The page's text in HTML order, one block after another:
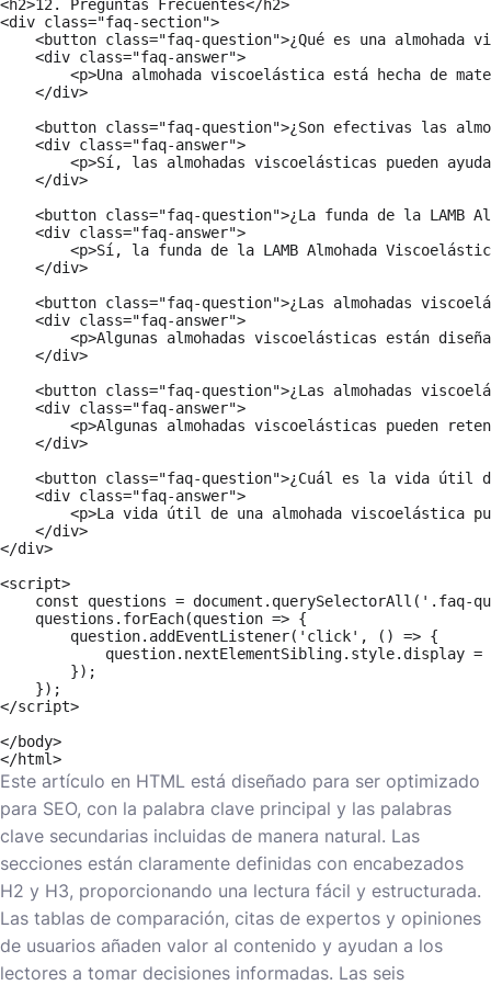
Este artículo en HTML está diseñado para ser optimizado
para SEO, con la palabra clave principal y las palabras
clave secundarias incluidas de manera natural. Las
secciones están claramente definidas con encabezados
H2 y H3, proporcionando una lectura fácil y estructurada.
Las tablas de comparación, citas de expertos y opiniones
de usuarios añaden valor al contenido y ayudan a los
lectores a tomar decisiones informadas. Las seis